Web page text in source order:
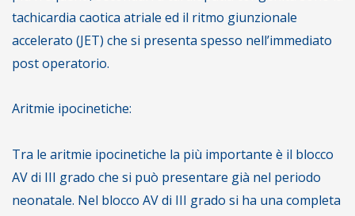
tachicardia caotica atriale ed il ritmo giunzionale
accelerato (JET) che si presenta spesso nell’immediato
post operatorio.
Aritmie ipocinetiche:
Tra le aritmie ipocinetiche la più importante è il blocco
AV di III grado che si può presentare già nel periodo
neonatale. Nel blocco AV di III grado si ha una completa